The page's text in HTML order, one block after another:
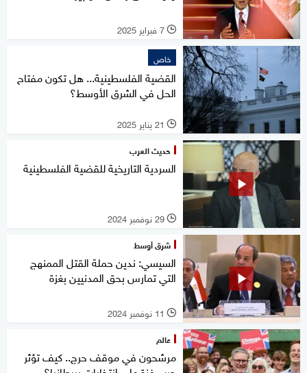
l 7 فبراير 2025
خاص
القضية الفلسطينية... هل تكون مفتاح
الحل في الشرق الأوسط؟
l 21 يناير 2025
حديث العرب
السردية التاريخية للقضية الفلسطينية
l 29 نوفمبر 2024
شرق أوسط
السيسي: ندين حملة القتل الممنهج
التي تمارس بحق المدنيين بغزة
l 11 نوفمبر 2024
عالم
مرشحون في موقف حرج.. كيف تؤثر